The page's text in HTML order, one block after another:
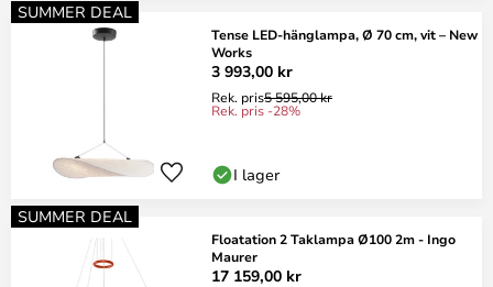
SUMMER DEAL
Tense LED-hänglampa, Ø 70 cm, vit – New
Works
3 993,00 kr
Rek. pris5 595,00 kr
Rek. pris -28%
I lager
SUMMER DEAL
Floatation 2 Taklampa Ø100 2m - Ingo
Maurer
17 159,00 kr